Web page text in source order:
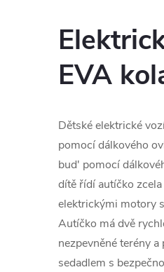
EVA
Dětské elektrické
pomocí dálkového
bud' pomocí
dítě řídí autíčko
elektrickými motory
Autíčko má dvě
nezpevněné terény
sedadlem s